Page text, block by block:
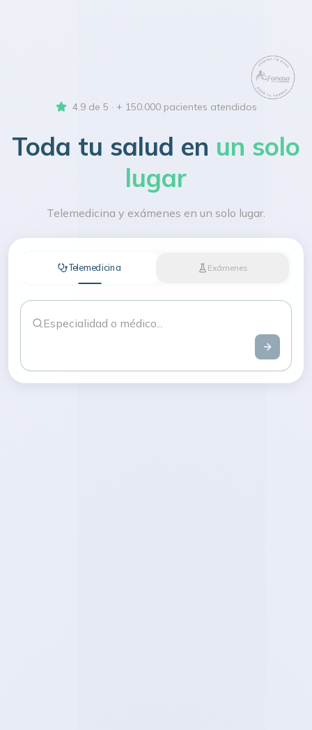
4.9 de 5 · + 150.000 pacientes atendidos
Toda tu salud en un solo
lugar
Telemedicina y exámenes en un solo lugar.
Telemedicina Exámenes